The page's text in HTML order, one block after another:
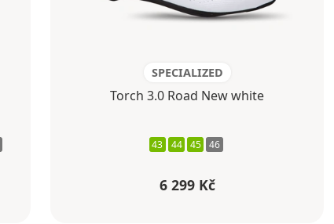
SPECIALIZED
Torch 3.0 Road New white
43 44 45 46
6 299 Kč